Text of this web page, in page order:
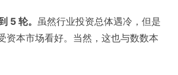
5 轮。 虽然行业投资总体遇冷，但是
资本市场看好。当然，这也与数数本